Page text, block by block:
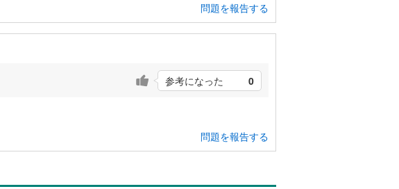
問題を報告する
参考になった 0
問題を報告する